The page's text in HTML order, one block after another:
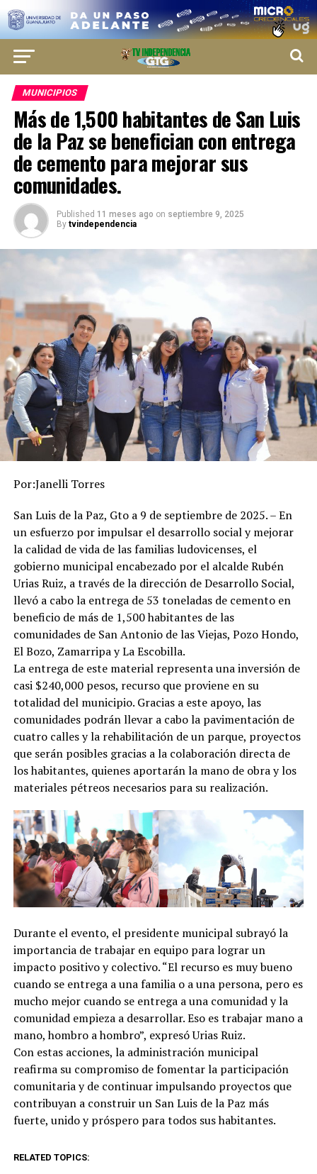
MUNICIPIOS
Más de 1,500 habitantes de San Luis
de la Paz se benefician con entrega
de cemento para mejorar sus
comunidades.
Published 11 meses ago on septiembre 9, 2025
By tvindependencia
Por:Janelli Torres
San Luis de la Paz, Gto a 9 de septiembre de 2025. – En
un esfuerzo por impulsar el desarrollo social y mejorar
la calidad de vida de las familias ludovicenses, el
gobierno municipal encabezado por el alcalde Rubén
Urias Ruiz, a través de la dirección de Desarrollo Social,
llevó a cabo la entrega de 53 toneladas de cemento en
beneficio de más de 1,500 habitantes de las
comunidades de San Antonio de las Viejas, Pozo Hondo,
El Bozo, Zamarripa y La Escobilla.
La entrega de este material representa una inversión de
casi $240,000 pesos, recurso que proviene en su
totalidad del municipio. Gracias a este apoyo, las
comunidades podrán llevar a cabo la pavimentación de
cuatro calles y la rehabilitación de un parque, proyectos
que serán posibles gracias a la colaboración directa de
los habitantes, quienes aportarán la mano de obra y los
materiales pétreos necesarios para su realización.
Durante el evento, el presidente municipal subrayó la
importancia de trabajar en equipo para lograr un
impacto positivo y colectivo. “El recurso es muy bueno
cuando se entrega a una familia o a una persona, pero es
mucho mejor cuando se entrega a una comunidad y la
comunidad empieza a desarrollar. Eso es trabajar mano a
mano, hombro a hombro”, expresó Urias Ruiz.
Con estas acciones, la administración municipal
reafirma su compromiso de fomentar la participación
comunitaria y de continuar impulsando proyectos que
contribuyan a construir un San Luis de la Paz más
fuerte, unido y próspero para todos sus habitantes.
RELATED TOPICS: